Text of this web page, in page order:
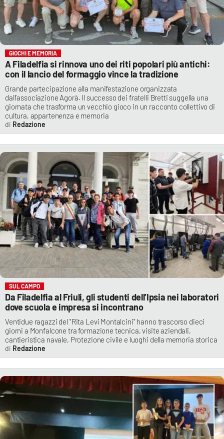
GIOCHI E MEMORIA
A Filadelfia si rinnova uno dei riti popolari più antichi:
con il lancio del formaggio vince la tradizione
Grande partecipazione alla manifestazione organizzata
dall’associazione Agorà. Il successo dei fratelli Bretti suggella una
giornata che trasforma un vecchio gioco in un racconto collettivo di
cultura, appartenenza e memoria
Redazione
SUL CAMPO
Da Filadelfia al Friuli, gli studenti dell’Ipsia nei laboratori
dove scuola e impresa si incontrano
Ventidue ragazzi del "Rita Levi Montalcini" hanno trascorso dieci
giorni a Monfalcone tra formazione tecnica, visite aziendali,
cantieristica navale, Protezione civile e luoghi della memoria storica
Redazione